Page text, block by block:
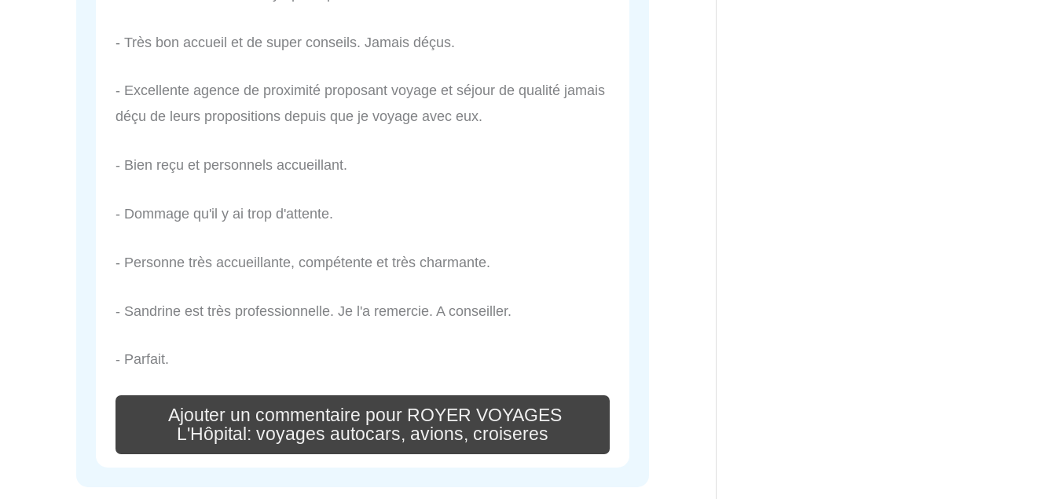
- Très bon accueil et de super conseils. Jamais déçus.
- Excellente agence de proximité proposant voyage et séjour de qualité jamais
déçu de leurs propositions depuis que je voyage avec eux.
- Bien reçu et personnels accueillant.
- Dommage qu'il y ai trop d'attente.
- Personne très accueillante, compétente et très charmante.
- Sandrine est très professionnelle. Je l'a remercie. A conseiller.
- Parfait.
Ajouter un commentaire pour ROYER VOYAGES
L'Hôpital: voyages autocars, avions, croiseres